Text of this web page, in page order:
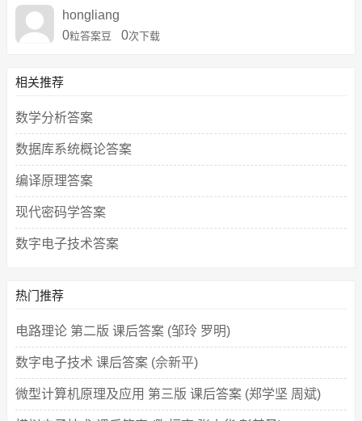
hongliang
0粒答案豆 0次下载
相关推荐
数学分析答案
数据库系统概论答案
编译原理答案
现代密码学答案
数字电子技术答案
热门推荐
电路理论 第二版 课后答案 (邹玲 罗明)
数字电子技术 课后答案 (佘新平)
微型计算机原理及应用 第三版 课后答案 (郑学坚 周斌)